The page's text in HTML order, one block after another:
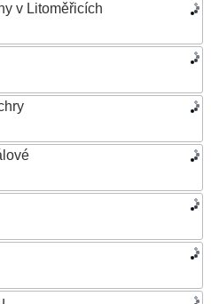
v Litoměřicích